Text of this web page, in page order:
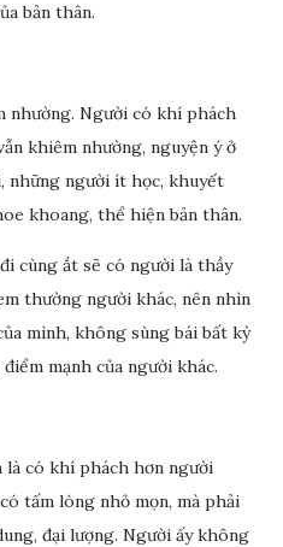
bản thân.
nhường. Người có khí phách
khiêm nhường, nguyện ý ở
những người ít học, khuyết
khoang, thể hiện bản thân.
cùng ắt sẽ có người là thầy
thường người khác, nên nhìn
mình, không sùng bái bất kỳ
mạnh của người khác.
là có khí phách hơn người
tấm lòng nhỏ mọn, mà phải
đại lượng. Người ấy không